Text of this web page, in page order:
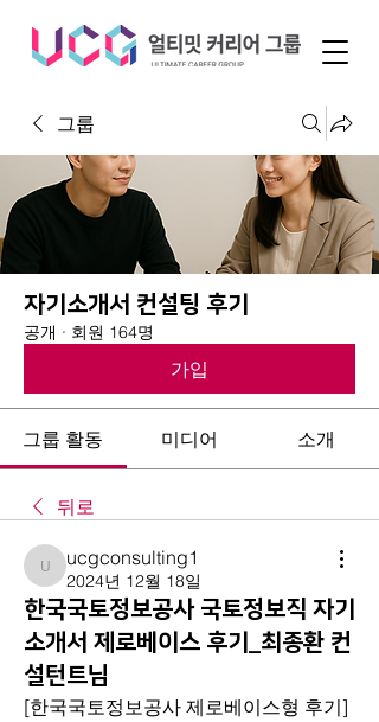
그룹
자기소개서 컨설팅 후기
공개 · 회원 164명
가입
그룹 활동 미디어 소개
뒤로
ucgconsulting1
ucgconsulting1
2024년 12월 18일
한국국토정보공사 국토정보직 자기
소개서 제로베이스 후기_최종환 컨
설턴트님
[한국국토정보공사 제로베이스형 후기]